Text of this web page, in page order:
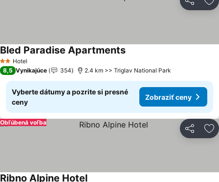
Zdieľať
2 Počet hviezdičiek
Hotel
Bled Paradise Apartments
8,5 Vynikajúce 354 2.4 km >> Triglav National Park
Vyberte dátumy a pozrite si presné
ceny
Zobraziť ceny
Zdieľať
Obľúbená voľba
Ribno Alpine Hotel